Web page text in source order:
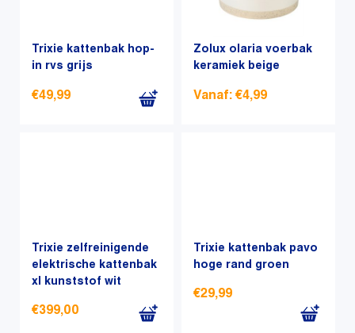
Trixie kattenbak hop-
in rvs grijs
€49,99
Zolux olaria voerbak
keramiek beige
Vanaf: €4,99
optie
kan
gekozen
worden
Trixie zelfreinigende
elektrische kattenbak
xl kunststof wit
€399,00
Trixie kattenbak pavo
hoge rand groen
€29,99